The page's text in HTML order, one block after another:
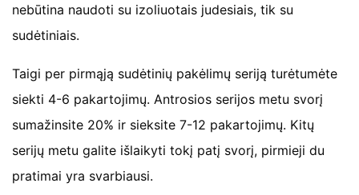
nebūtina naudoti su izoliuotais judesiais, tik su
sudėtiniais.
Taigi per pirmąją sudėtinių pakėlimų seriją turėtumėte
siekti 4-6 pakartojimų. Antrosios serijos metu svorį
sumažinsite 20% ir sieksite 7-12 pakartojimų. Kitų
serijų metu galite išlaikyti tokį patį svorį, pirmieji du
pratimai yra svarbiausi.